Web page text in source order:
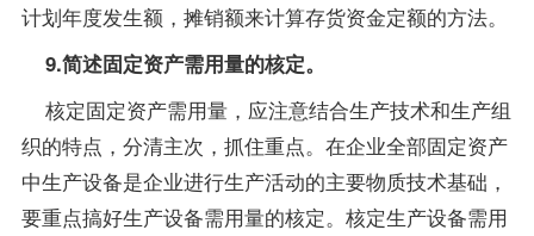
计划年度发生额，摊销额来计算存货资金定额的方法。
9.简述固定资产需用量的核定。
核定固定资产需用量，应注意结合生产技术和生产组
织的特点，分清主次，抓住重点。在企业全部固定资产
中生产设备是企业进行生产活动的主要物质技术基础，
要重点搞好生产设备需用量的核定。核定生产设备需用